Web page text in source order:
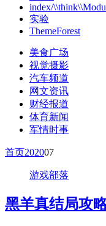
index/
实验
ThemeForest
美食广场
视觉摄影
汽车频道
网文资讯
财经报道
体育新闻
军情时事
首页202007
游戏部落
黑羊真结局攻